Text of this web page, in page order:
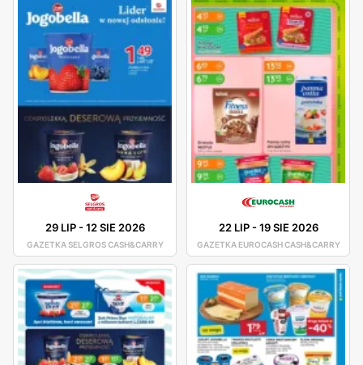
29 LIP-12 SIE 2026
GAZETKA SELGROS CASH&CARRY
22 LIP-19 SIE 2026
GAZETKA EUROCASH CASH&CARRY